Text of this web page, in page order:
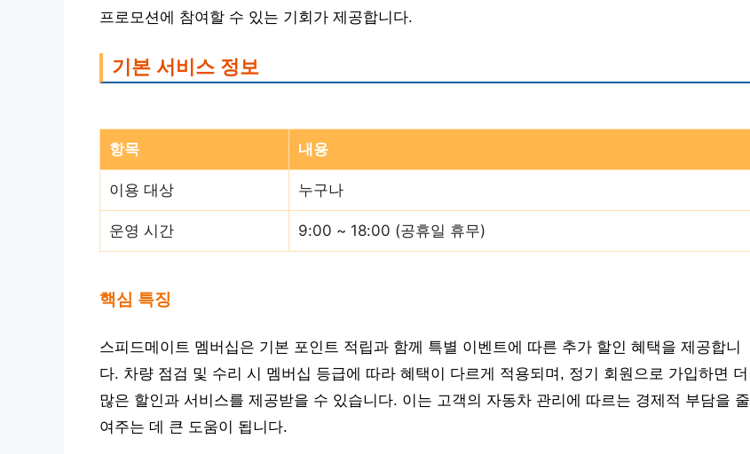
프로모션에 참여할 수 있는 기회가 제공합니다.
기본 서비스 정보
항목 내용
이용 대상 누구나
운영 시간 9:00 ~ 18:00 (공휴일 휴무)
핵심 특징
스피드메이트 멤버십은 기본 포인트 적립과 함께 특별 이벤트에 따른 추가 할인 혜택을 제공합니
다. 차량 점검 및 수리 시 멤버십 등급에 따라 혜택이 다르게 적용되며, 정기 회원으로 가입하면 더
많은 할인과 서비스를 제공받을 수 있습니다. 이는 고객의 자동차 관리에 따르는 경제적 부담을 줄
여주는 데 큰 도움이 됩니다.